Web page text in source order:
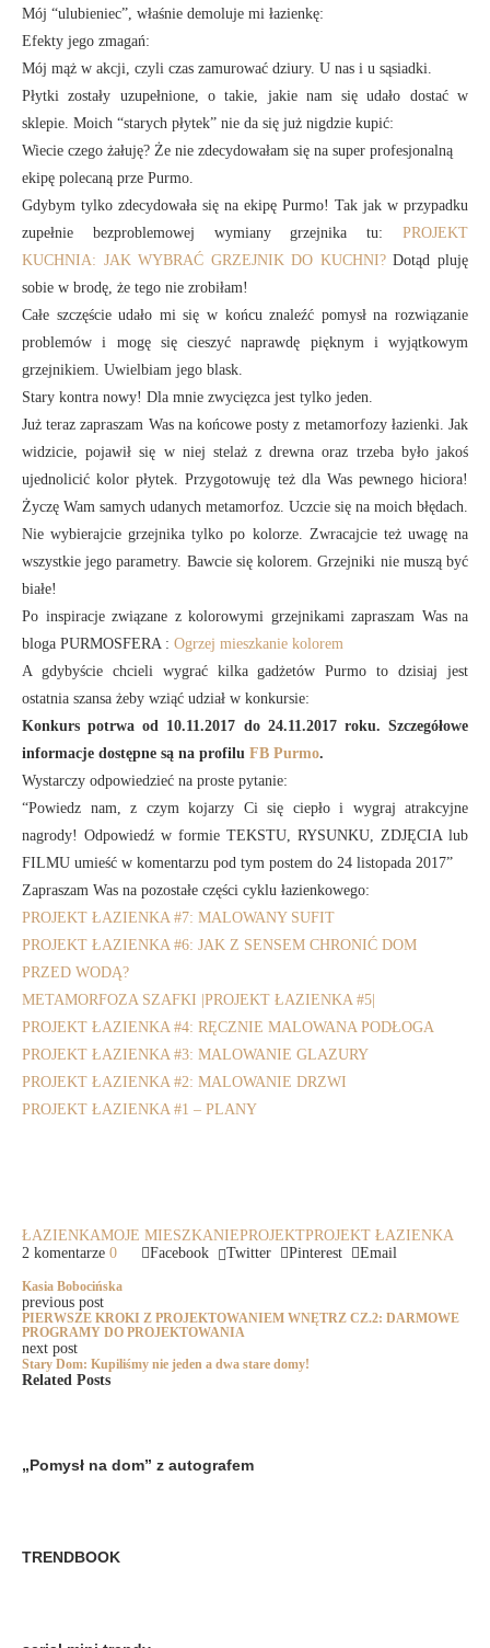
Mój “ulubieniec”, właśnie demoluje mi łazienkę:
Efekty jego zmagań:
Mój mąż w akcji, czyli czas zamurować dziury. U nas i u sąsiadki.
Płytki zostały uzupełnione, o takie, jakie nam się udało dostać w
sklepie. Moich “starych płytek” nie da się już nigdzie kupić:
Wiecie czego żałuję? Że nie zdecydowałam się na super profesjonalną
ekipę polecaną prze Purmo.
Gdybym tylko zdecydowała się na ekipę Purmo! Tak jak w przypadku
zupełnie bezproblemowej wymiany grzejnika tu: PROJEKT
KUCHNIA: JAK WYBRAĆ GRZEJNIK DO KUCHNI?Dotąd pluję
sobie w brodę, że tego nie zrobiłam!
Całe szczęście udało mi się w końcu znaleźć pomysł na rozwiązanie
problemów i mogę się cieszyć naprawdę pięknym i wyjątkowym
grzejnikiem. Uwielbiam jego blask.
Stary kontra nowy! Dla mnie zwycięzca jest tylko jeden.
Już teraz zapraszam Was na końcowe posty z metamorfozy łazienki. Jak
widzicie, pojawił się w niej stelaż z drewna oraz trzeba było jakoś
ujednolicić kolor płytek. Przygotowuję też dla Was pewnego hiciora!
Życzę Wam samych udanych metamorfoz. Uczcie się na moich błędach.
Nie wybierajcie grzejnika tylko po kolorze. Zwracajcie też uwagę na
wszystkie jego parametry. Bawcie się kolorem. Grzejniki nie muszą być
białe!
Po inspiracje związane z kolorowymi grzejnikami zapraszam Was na
bloga PURMOSFERA : Ogrzej mieszkanie kolorem
A gdybyście chcieli wygrać kilka gadżetów Purmo to dzisiaj jest
ostatnia szansa żeby wziąć udział w konkursie:
Konkurs potrwa od 10.11.2017 do 24.11.2017 roku. Szczegółowe
informacje dostępne są na profilu FB Purmo.
Wystarczy odpowiedzieć na proste pytanie:
“Powiedz nam, z czym kojarzy Ci się ciepło i wygraj atrakcyjne
nagrody! Odpowiedź w formie TEKSTU, RYSUNKU, ZDJĘCIA lub
FILMU umieść w komentarzu pod tym postem do 24 listopada 2017”
Zapraszam Was na pozostałe części cyklu łazienkowego:
PROJEKT ŁAZIENKA #7: MALOWANY SUFIT
PROJEKT ŁAZIENKA #6: JAK Z SENSEM CHRONIĆ DOM
PRZED WODĄ?
METAMORFOZA SZAFKI |PROJEKT ŁAZIENKA #5|
PROJEKT ŁAZIENKA #4: RĘCZNIE MALOWANA PODŁOGA
PROJEKT ŁAZIENKA #3: MALOWANIE GLAZURY
PROJEKT ŁAZIENKA #2: MALOWANIE DRZWI
PROJEKT ŁAZIENKA #1 – PLANY
ŁAZIENKAMOJE MIESZKANIEPROJEKTPROJEKT ŁAZIENKA
2 komentarze 0 Facebook Twitter Pinterest Email
Kasia Bobocińska
previous post
PIERWSZE KROKI Z PROJEKTOWANIEM WNĘTRZ CZ.2: DARMOWE
PROGRAMY DO PROJEKTOWANIA
next post
Stary Dom: Kupiliśmy nie jeden a dwa stare domy!
Related Posts
„Pomysł na dom” z autografem
TRENDBOOK